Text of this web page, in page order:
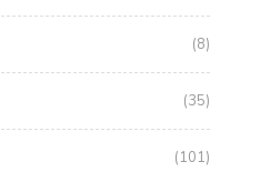
(8)
(35)
(101)